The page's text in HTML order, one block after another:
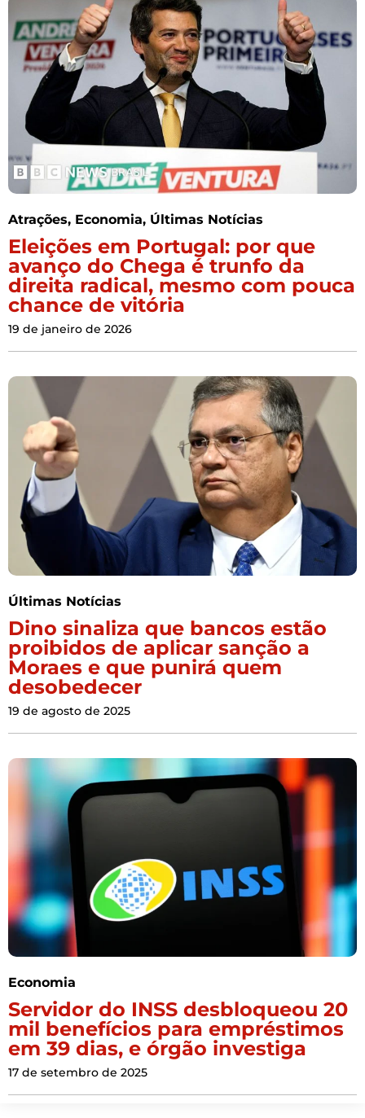
Atrações, Economia, Últimas Notícias
Eleições em Portugal: por que
avanço do Chega é trunfo da
direita radical, mesmo com pouca
chance de vitória
19 de janeiro de 2026
Últimas Notícias
Dino sinaliza que bancos estão
proibidos de aplicar sanção a
Moraes e que punirá quem
desobedecer
19 de agosto de 2025
Economia
Servidor do INSS desbloqueou 20
mil benefícios para empréstimos
em 39 dias, e órgão investiga
17 de setembro de 2025